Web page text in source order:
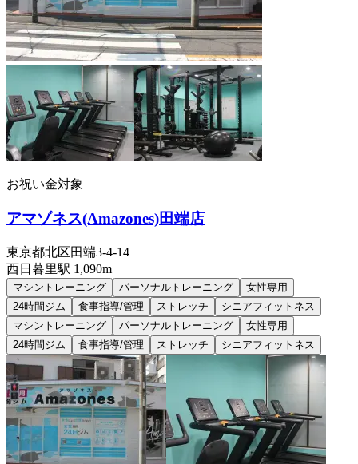
お祝い金対象
アマゾネス(Amazones)田端店
東京都北区田端3-4-14
西日暮里駅 1,090m
マシントレーニング パーソナルトレーニング
女性専用
24時間ジム
食事指導/管理 ストレッチ
シニアフィットネス
マシントレーニング
パーソナルトレーニング
女性専用
24時間ジム
食事指導/管理 ストレッチ シニアフィットネス